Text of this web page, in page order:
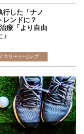
行した「ナノ
レンドに？
療「より自由
スリート/セレブ